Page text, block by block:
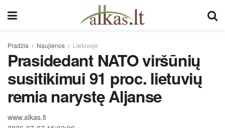
Pradžia Naujienos Lietuvoje
Prasidedant NATO viršūnių
susitikimui 91 proc. lietuvių
remia narystę Aljanse
www.alkas.lt